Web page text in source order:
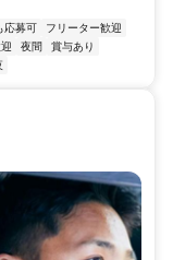
応募可
フリーター歓迎
夜間
賞与あり